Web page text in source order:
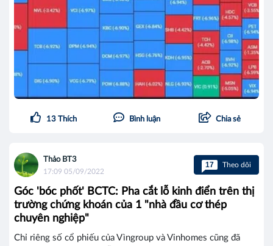
13 Thích Bình luận Chia sẻ
Thảo BT3
17:09 05/09/2022
17 Theo dõi
Góc 'bóc phốt' BCTC: Pha cắt lỗ kinh điển trên thị
trường chứng khoán của 1 "nhà đầu cơ thép
chuyên nghiệp"
Chỉ riêng số cổ phiếu của Vìngroup và Vinhomes cũng đã